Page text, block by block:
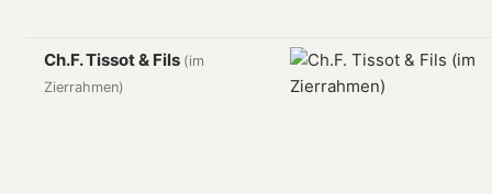
Ch.F. Tissot & Fils (im
Zierrahmen)